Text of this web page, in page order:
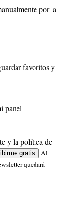
por la
favoritos y
panel
y la política de
gratis
Al
quedará